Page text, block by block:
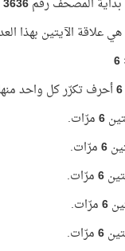
بداية المصحف رقم3636
علاقة الآيتين بهذا
6
6أحرف تكرّر كل واحد
6مرّات.
6مرّات.
6مرّات.
6مرّات.
6مرّات.